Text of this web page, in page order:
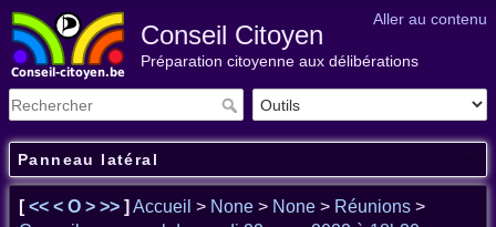
Aller au contenu
Conseil Citoyen
Préparation citoyenne aux délibérations
Panneau latéral
[<< < O > >> ] Accueil > None > None > Réunions >